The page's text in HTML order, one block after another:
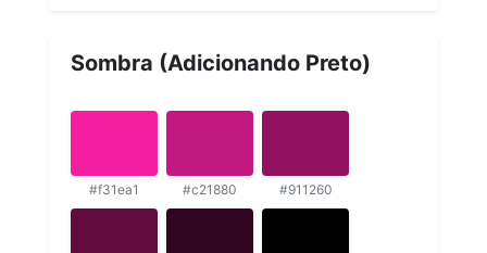
Sombra (Adicionando Preto)
#f31ea1 #c21880 #911260